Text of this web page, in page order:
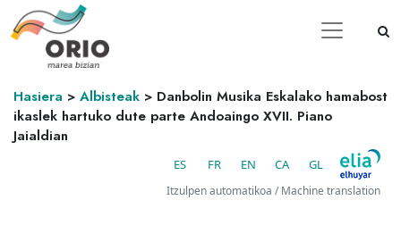
Hasiera > Albisteak > Danbolin Musika Eskalako hamabost
ikaslek hartuko dute parte Andoaingo XVII. Piano
Jaialdian
ES FR EN CA GL
Itzulpen automatikoa / Machine translation